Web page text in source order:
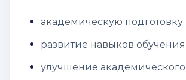
академическую
развитие навыков
улучшение академического